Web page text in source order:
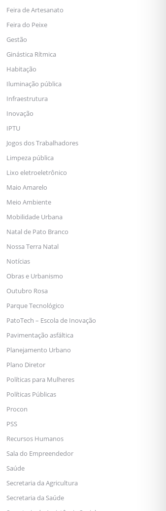
Feira de Artesanato
Feira do Peixe
Gestão
Ginástica Rítmica
Habitação
Iluminação pública
Infraestrutura
Inovação
IPTU
Jogos dos Trabalhadores
Limpeza pública
Lixo eletroeletrônico
Maio Amarelo
Meio Ambiente
Mobilidade Urbana
Natal de Pato Branco
Nossa Terra Natal
Notícias
Obras e Urbanismo
Outubro Rosa
Parque Tecnológico
PatoTech – Escola de Inovação
Pavimentação asfáltica
Planejamento Urbano
Plano Diretor
Políticas para Mulheres
Políticas Públicas
Procon
PSS
Recursos Humanos
Sala do Empreendedor
Saúde
Secretaria da Agricultura
Secretaria da Saúde